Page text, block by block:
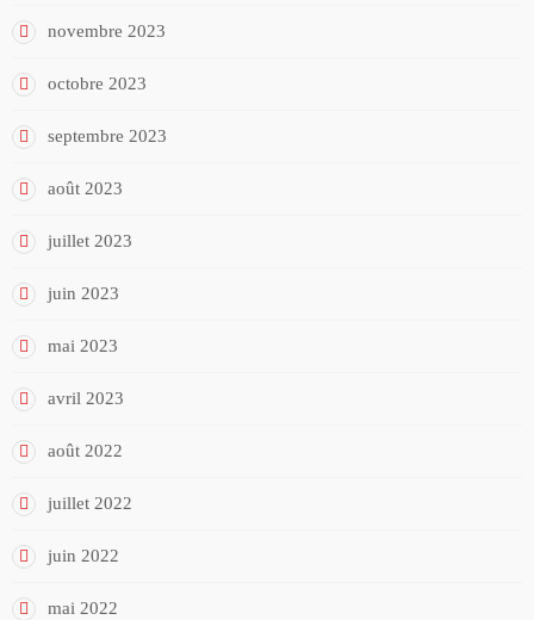
novembre 2023
octobre 2023
septembre 2023
août 2023
juillet 2023
juin 2023
mai 2023
avril 2023
août 2022
juillet 2022
juin 2022
mai 2022